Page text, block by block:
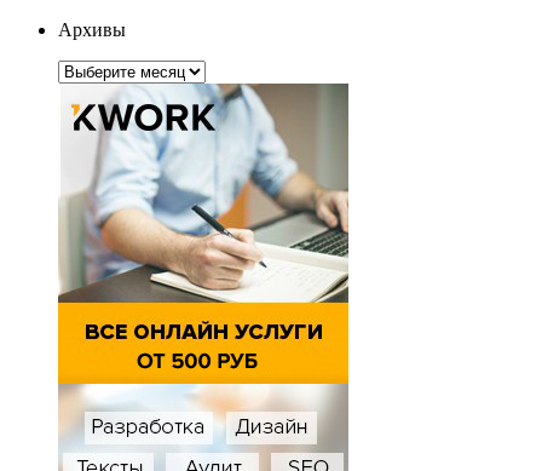
Архивы
Архивы